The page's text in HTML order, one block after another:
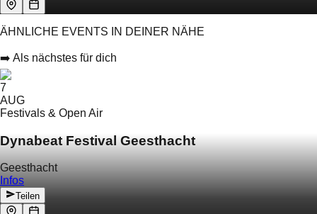
ÄHNLICHE EVENTS IN DEINER NÄHE
➡️ Als nächstes für dich
7
AUG
Festivals & Open Air
Dynabeat Festival Geesthacht
Geesthacht
Infos
Teilen